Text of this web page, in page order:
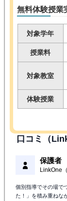
無料体験授業
対象学年
授業料
対象教室
体験授業
口コミ（
保護者
LinkOne
個別指導でその場で
た！」を積み重ねな